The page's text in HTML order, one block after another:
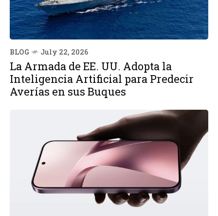
BLOG July 22, 2026
La Armada de EE. UU. Adopta la
Inteligencia Artificial para Predecir
Averías en sus Buques